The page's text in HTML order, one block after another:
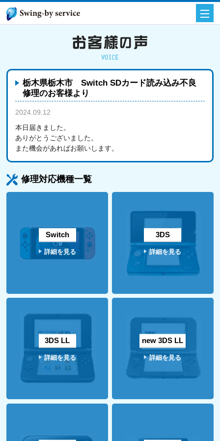
栃木県栃木市 Switch SDカード読み込み不良
修理のお客様より
2024.09.12
本日届きました。
ありがとうございました。
また機会があればお願いします。
修理対応機種一覧
Switch
詳細を見る
3DS
詳細を見る
3DS LL
詳細を見る
new 3DS LL
詳細を見る